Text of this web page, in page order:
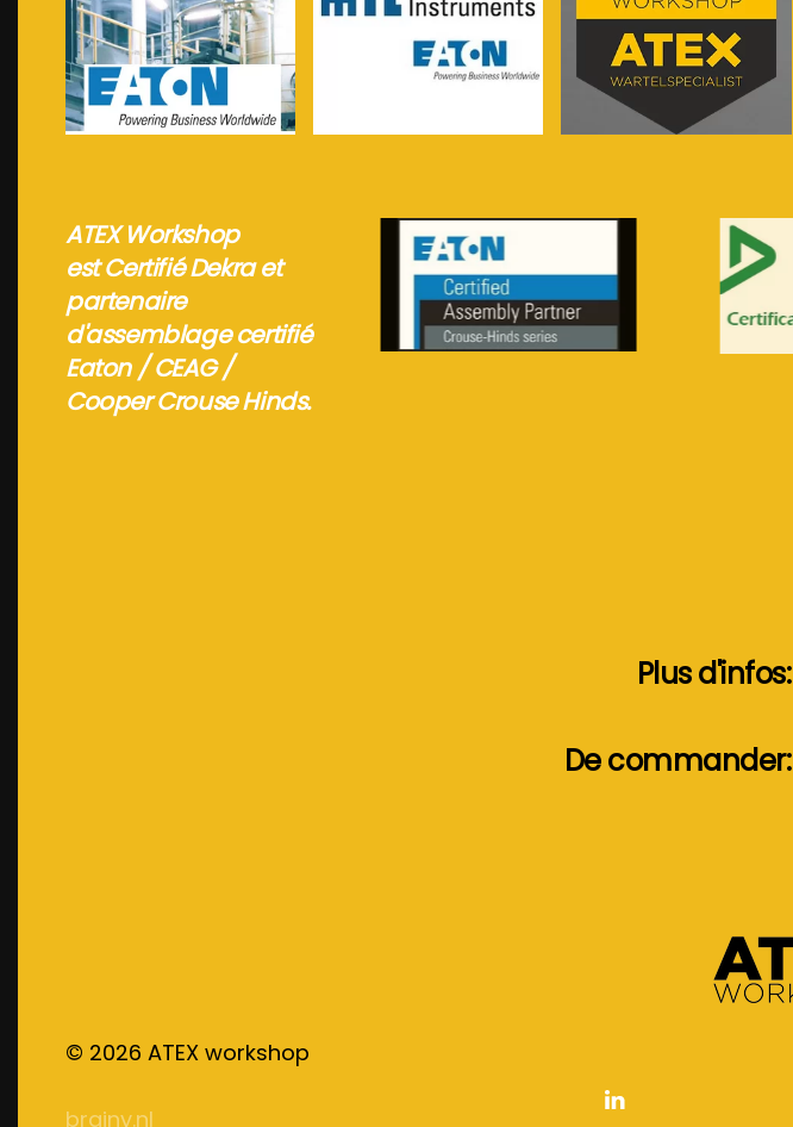
Voir plus... Voir plus...
ATEX Workshop
est Certifié Dekra et
partenaire
d'assemblage certifié
Eaton / CEAG /
Cooper Crouse Hinds.
Plus d'infos:
De commander:
© 2026 ATEX workshop
brainy.nl